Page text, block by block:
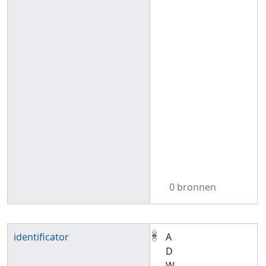
0 bronnen
identificator
A
D